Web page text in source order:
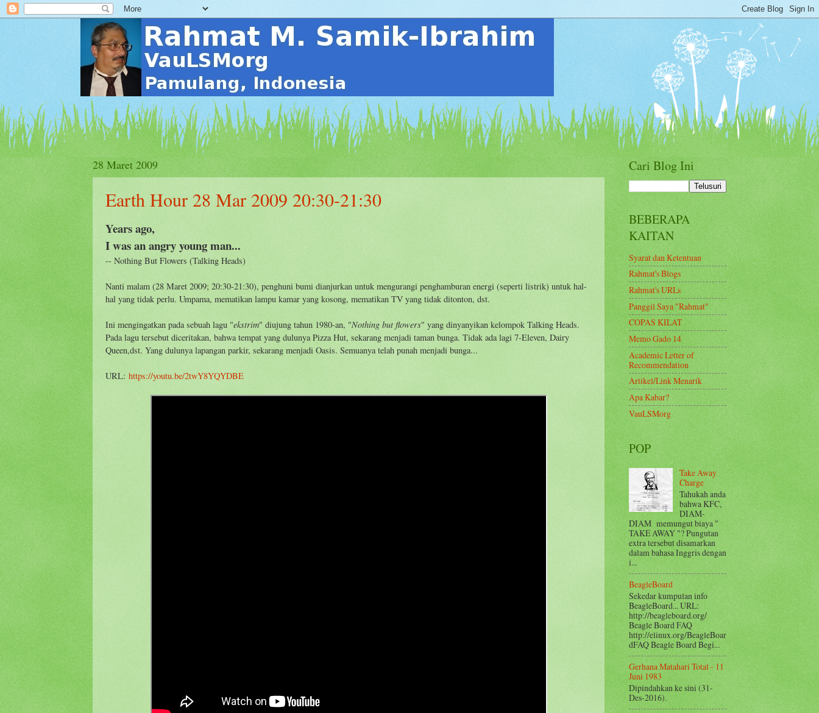
28 Maret 2009
Earth Hour 28 Mar 2009 20:30-21:30
Years ago,
I was an angry young man...
-- Nothing But Flowers (Talking Heads)
Nanti malam (28 Maret 2009; 20:30-21:30), penghuni bumi dianjurkan untuk mengurangi penghamburan energi (seperti listrik) untuk hal-
hal yang tidak perlu. Umpama, mematikan lampu kamar yang kosong, mematikan TV yang tidak ditonton, dst.
Ini mengingatkan pada sebuah lagu "ekstrim" diujung tahun 1980-an, "Nothing but flowers" yang dinyanyikan kelompok Talking Heads.
Pada lagu tersebut diceritakan, bahwa tempat yang dulunya Pizza Hut, sekarang menjadi taman bunga. Tidak ada lagi 7-Eleven, Dairy
Queen,dst. Yang dulunya lapangan parkir, sekarang menjadi Oasis. Semuanya telah punah menjadi bunga...
URL: https://youtu.be/2twY8YQYDBE
Cari Blog Ini
BEBERAPA
KAITAN
Syarat dan Ketentuan
Rahmat's Blogs
Rahmat's URLs
Panggil Saya "Rahmat"
COPAS KILAT
Memo Gado 14
Academic Letter of
Recommendation
Artikel/Link Menarik
Apa Kabar?
VauLSMorg
POP
Take Away
Charge
Tahukah anda
bahwa KFC,
DIAM-
DIAM memungut biaya "
TAKE AWAY "? Pungutan
extra tersebut disamarkan
dalam bahasa Inggris dengan
i...
BeagleBoard
Sekedar kumpulan info
BeagleBoard... URL:
http://beagleboard.org/
Beagle Board FAQ
http://elinux.org/BeagleBoar
dFAQ Beagle Board Begi...
Gerhana Matahari Total - 11
Juni 1983
Dipindahkan ke sini (31-
Des-2016).